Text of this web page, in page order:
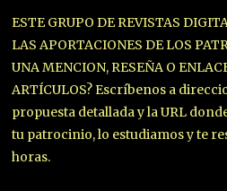
ESTE GRUPO DE REVISTAS
LAS APORTACIONES DE LOS
UNA MENCION, RESEÑA O
ARTÍCULOS? Escríbenos a
propuesta detallada y la URL
tu patrocinio, lo estudiamos y te
horas.